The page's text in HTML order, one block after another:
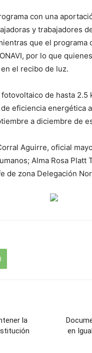
con una
y trabajadores
que el programa
por lo que
el recibo de luz.
de hasta
eficiencia energética
a diciembre de
Aguirre, oficial
Alma Rosa
de zona Delegación
la
en